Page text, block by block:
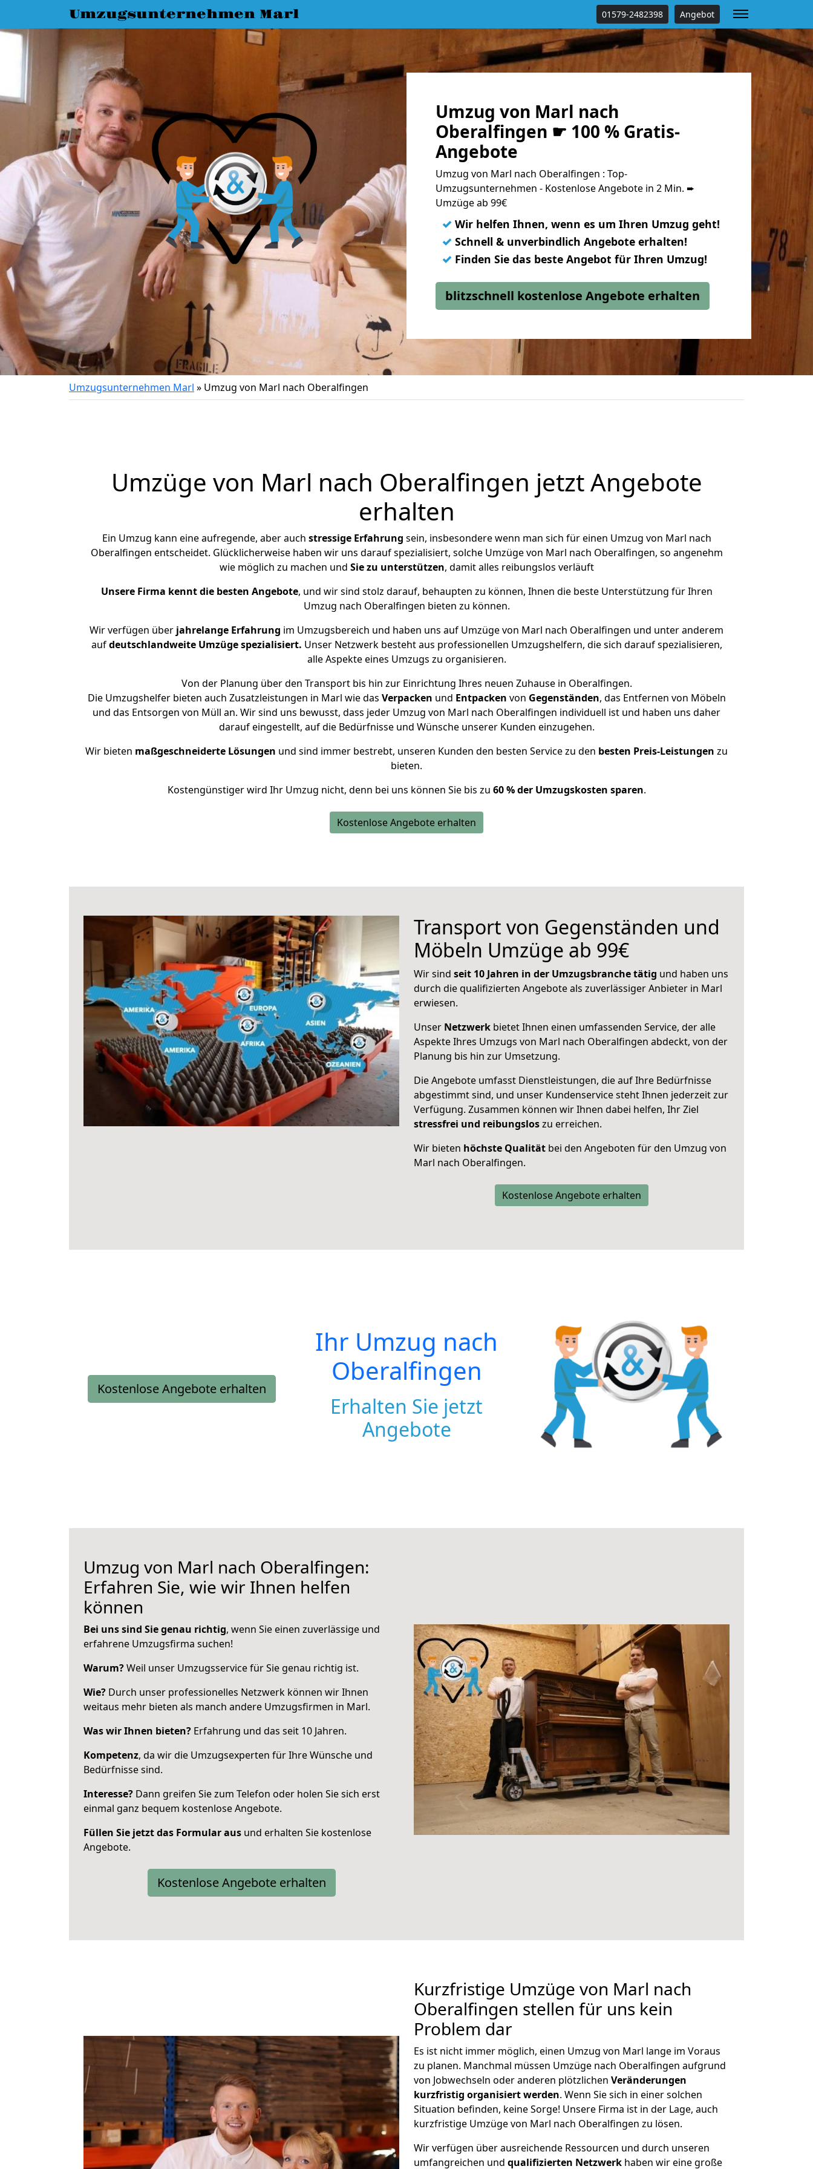
Umzugsunternehmen Marl 01579-2482398 Angebot
Umzug von Marl nach
Oberalfingen ☛ 100 % Gratis-
Angebote
Umzug von Marl nach Oberalfingen : Top-
Umzugsunternehmen - Kostenlose Angebote in 2 Min. ➨
Umzüge ab 99€
✓ Wir helfen Ihnen, wenn es um Ihren Umzug geht!
✓ Schnell & unverbindlich Angebote erhalten!
✓ Finden Sie das beste Angebot für Ihren Umzug!
blitzschnell kostenlose Angebote erhalten
Umzugsunternehmen Marl » Umzug von Marl nach Oberalfingen
Umzüge von Marl nach Oberalfingen jetzt Angebote
erhalten
Ein Umzug kann eine aufregende, aber auch stressige Erfahrung sein, insbesondere wenn man sich für einen Umzug von Marl nach
Oberalfingen entscheidet. Glücklicherweise haben wir uns darauf spezialisiert, solche Umzüge von Marl nach Oberalfingen, so angenehm
wie möglich zu machen und Sie zu unterstützen, damit alles reibungslos verläuft
Unsere Firma kennt die besten Angebote, und wir sind stolz darauf, behaupten zu können, Ihnen die beste Unterstützung für Ihren
Umzug nach Oberalfingen bieten zu können.
Wir verfügen über jahrelange Erfahrung im Umzugsbereich und haben uns auf Umzüge von Marl nach Oberalfingen und unter anderem
aufdeutschlandweite Umzüge spezialisiert. Unser Netzwerk besteht aus professionellen Umzugshelfern, die sich darauf spezialisieren,
alle Aspekte eines Umzugs zu organisieren.
Von der Planung über den Transport bis hin zur Einrichtung Ihres neuen Zuhause in Oberalfingen.
Die Umzugshelfer bieten auch Zusatzleistungen in Marl wie das Verpacken und Entpacken von Gegenständen, das Entfernen von Möbeln
und das Entsorgen von Müll an. Wir sind uns bewusst, dass jeder Umzug von Marl nach Oberalfingen individuell ist und haben uns daher
darauf eingestellt, auf die Bedürfnisse und Wünsche unserer Kunden einzugehen.
Wir bieten maßgeschneiderte Lösungen und sind immer bestrebt, unseren Kunden den besten Service zu den besten Preis-Leistungen zu
bieten.
Kostengünstiger wird Ihr Umzug nicht, denn bei uns können Sie bis zu 60 % der Umzugskosten sparen.
Kostenlose Angebote erhalten
Transport von Gegenständen und
Möbeln Umzüge ab 99€
Wir sind seit 10 Jahren in der Umzugsbranche tätig und haben uns
durch die qualifizierten Angebote als zuverlässiger Anbieter in Marl
erwiesen.
Unser Netzwerk bietet Ihnen einen umfassenden Service, der alle
Aspekte Ihres Umzugs von Marl nach Oberalfingen abdeckt, von der
Planung bis hin zur Umsetzung.
Die Angebote umfasst Dienstleistungen, die auf Ihre Bedürfnisse
abgestimmt sind, und unser Kundenservice steht Ihnen jederzeit zur
Verfügung. Zusammen können wir Ihnen dabei helfen, Ihr Ziel
stressfrei und reibungsloszu erreichen.
Wir bieten höchste Qualität bei den Angeboten für den Umzug von
Marl nach Oberalfingen.
Kostenlose Angebote erhalten
Kostenlose Angebote erhalten
Ihr Umzug nach
Oberalfingen
Erhalten Sie jetzt
Angebote
Umzug von Marl nach Oberalfingen:
Erfahren Sie, wie wir Ihnen helfen
können
Bei uns sind Sie genau richtig, wenn Sie einen zuverlässige und
erfahrene Umzugsfirma suchen!
Warum?Weil unser Umzugsservice für Sie genau richtig ist.
Wie? Durch unser professionelles Netzwerk können wir Ihnen
weitaus mehr bieten als manch andere Umzugsfirmen in Marl.
Was wir Ihnen bieten? Erfahrung und das seit 10 Jahren.
Kompetenz, da wir die Umzugsexperten für Ihre Wünsche und
Bedürfnisse sind.
Interesse? Dann greifen Sie zum Telefon oder holen Sie sich erst
einmal ganz bequem kostenlose Angebote.
Füllen Sie jetzt das Formular aus und erhalten Sie kostenlose
Angebote.
Kostenlose Angebote erhalten
Kurzfristige Umzüge von Marl nach
Oberalfingen stellen für uns kein
Problem dar
Es ist nicht immer möglich, einen Umzug von Marl lange im Voraus
zu planen. Manchmal müssen Umzüge nach Oberalfingen aufgrund
von Jobwechseln oder anderen plötzlichen Veränderungen
kurzfristig organisiert werden. Wenn Sie sich in einer solchen
Situation befinden, keine Sorge! Unsere Firma ist in der Lage, auch
kurzfristige Umzüge von Marl nach Oberalfingen zu lösen.
Wir verfügen über ausreichende Ressourcen und durch unseren
umfangreichen und qualifizierten Netzwerk haben wir eine große